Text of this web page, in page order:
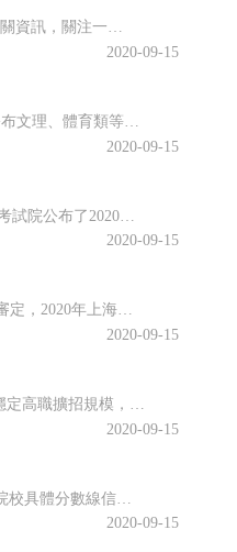
江蘇省2020年10月高等教育自學考試將于10月17日-18日舉行。關于做好自學考試報名工作有關事項，查字典小編整理相關資訊，關注一下~江蘇省2020年10月自學考試報名通告2020年10月自學考試將于10月17日-18日舉行。現就做好報名工作有關事項通告如下：一、報名時間新生注冊和課程報考同步進行...
2020-09-15
近日，江西省教育考試院召開江西省2020年普通高校招生錄取工作第四次資訊發布會，回顧前一階段的錄取情況，公布文理、體育類等第二批本科批次和藝術類普通批本科的投檔情況。查字典小編整理相關資訊，關注一下~江西省2020年普通高校招生第二批本科批次(含藝術類普通批本科)投檔情況發布8月25日上午，省教育考...
2020-09-15
根據《關于做好2020年甘肅省成人高校和成人中等專業學校招生工作的通知》(甘招委發〔2020〕30號)，甘肅省教育考試院公布了2020年成人高校招生考試報名時間，詳細成人高考網上報名工作安排通知，跟隨查字典小編一起關注一下~2020年甘肅省成人高校招生考試報名時間確定根據《關于做好2020年甘肅省成...
2020-09-15
根據高招錄取日程安排，本科普通批次第二次征求志愿將于8月29日上午10:00至8月30日上午10:00進行填報。經研究審定，2020年上海市普通高校招生本科普通批次第二次征求志愿降分控制線為385分。查字典小編整理相關資訊，關注一下~本科普通批次第二次征求志愿填報即將開始根據高招錄取日程安排，本科普...
2020-09-15
2020-09-15
2020年河南省普通高校招生本科二批院校文科和理科平行投檔分數線于8月29日公布，河南省普通高校招生本科二批院校具體分數線信息，跟隨查字典小編一起關注一下吧~2020年河南省普通高招本科二批院校平行投檔分數線2020年河南省普通高校招生本科二批院校平行投檔分數線(文科)2020年河南省普通高校招生本...
2020-09-15